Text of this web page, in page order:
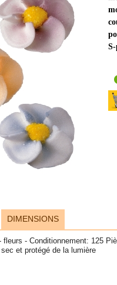
DIMENSIONS
- Conditionnement: 125
et protégé de la lumière